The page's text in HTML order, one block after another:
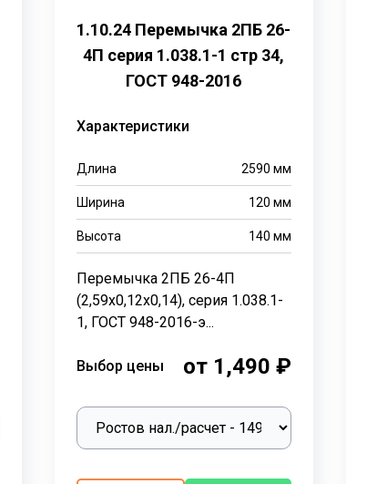
1.10.24 Перемычка 2ПБ 26-
4П серия 1.038.1-1 стр 34,
ГОСТ 948-2016
Характеристики
Длина 2590мм
Ширина 120мм
Высота 140мм
Перемычка 2ПБ 26-4П
(2,59х0,12х0,14), серия 1.038.1-
1, ГОСТ 948-2016-э...
Выбор цены от 1,490 ₽